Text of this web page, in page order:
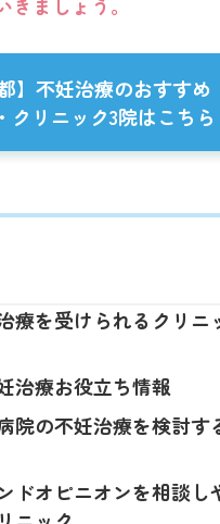
都】不妊治療のおすすめ
クリニック3院はこちら
療を受けられるクリニ
治療お役立ち情報
院の不妊治療を検討す
ドオピニオンを相談し